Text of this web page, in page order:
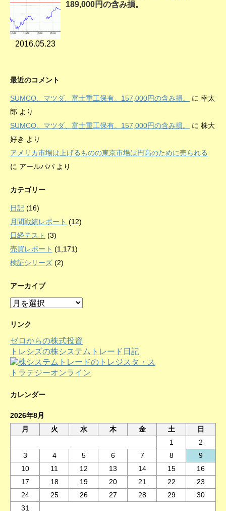
2016.05.23
189,000円の含み損。
最近のコメント
SUMCO、マツダ、富士重工保有。157,000円の含み損。 に 幸太
郎 より
SUMCO、マツダ、富士重工保有。157,000円の含み損。
に 株大
好き より
アメリカ市場は上げるものの東京市場は円高のために売られる
に アールパパ より
カテゴリー
日記 (16)
月間戦績レポート (12)
日経テスト (3)
売買レポート (1,171)
検証シリーズ (2)
アーカイブ
ア
カ
ブ
リンク
ゼロからの株式投資
トレシズの株システムトレード日記
カレンダー
2026年8月
月
火 水 木 金 土
日
1
2
3
4 5 6 7 8
9
10
11 12 13 14 15
16
17
18 19 20 21 22
23
24
25 26 27 28 29
30
31